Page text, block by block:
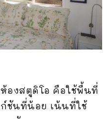
องสตูดิโอ คือใช้พื้นที่
ชันที่น้อย เน้นที่ใช้